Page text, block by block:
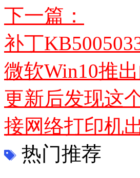
下一篇：
补丁
微软Win10推
更新后发现这
接网络打印机
热门推荐